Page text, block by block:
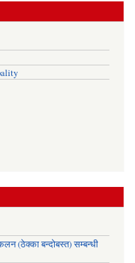
(ठेक्का बन्दोबस्त) सम्बन्धी